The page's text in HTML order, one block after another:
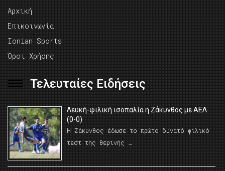
Αρχική
Επικοινωνία
Ionian Sports
Όροι Χρήσης
Τελευταίες Ειδήσεις
Λευκή-φιλική ισοπαλία η Ζάκυνθος με ΑΕΛ
(0-0)
Η Ζάκυνθος έδωσε το πρώτο δυνατό φιλικό
τεστ της θερινής …